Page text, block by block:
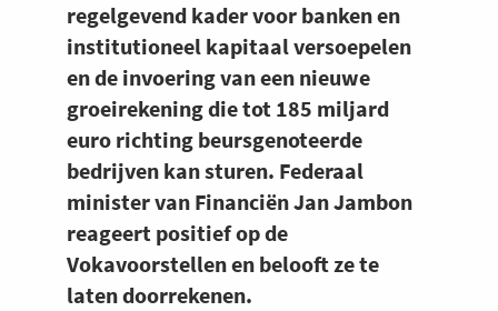
regelgevend kader voor banken en
institutioneel kapitaal versoepelen
en de invoering van een nieuwe
groeirekening die tot 185 miljard
euro richting beursgenoteerde
bedrijven kan sturen. Federaal
minister van Financiën Jan Jambon
reageert positief op de
Vokavoorstellen en belooft ze te
laten doorrekenen.